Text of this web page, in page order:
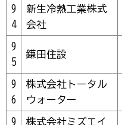
9
4
新生冷熱工業株式
会社
9
5
鎌田住設
9
6
株式会社トータル
ウォーター
9
株式会社ミズエイ